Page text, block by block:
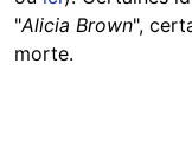
"Alicia Brown",
morte.